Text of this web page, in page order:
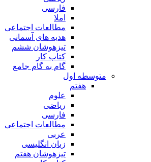
فارسی
املا
مطالعات اجتماعی
هدیه های آسمانی
تیزهوشان ششم
کتاب کار
گام به گام جامع
متوسطه اول
هفتم
علوم
ریاضی
فارسی
مطالعات اجتماعی
عربی
زبان انگلیسی
تیزهوشان هفتم